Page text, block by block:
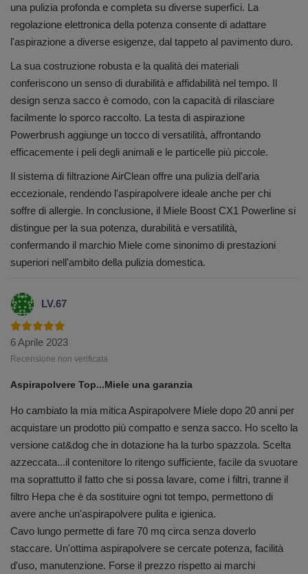
una pulizia profonda e completa su diverse superfici. La
regolazione elettronica della potenza consente di adattare
l'aspirazione a diverse esigenze, dal tappeto al pavimento duro.
La sua costruzione robusta e la qualità dei materiali
conferiscono un senso di durabilità e affidabilità nel tempo. Il
design senza sacco è comodo, con la capacità di rilasciare
facilmente lo sporco raccolto. La testa di aspirazione
Powerbrush aggiunge un tocco di versatilità, affrontando
efficacemente i peli degli animali e le particelle più piccole.
Il sistema di filtrazione AirClean offre una pulizia dell'aria
eccezionale, rendendo l'aspirapolvere ideale anche per chi
soffre di allergie. In conclusione, il Miele Boost CX1 Powerline si
distingue per la sua potenza, durabilità e versatilità,
confermando il marchio Miele come sinonimo di prestazioni
superiori nell'ambito della pulizia domestica.
LV.67
6 Aprile 2023
Recensione non verificata
Aspirapolvere Top...Miele una garanzia
Ho cambiato la mia mitica Aspirapolvere Miele dopo 20 anni per
acquistare un prodotto più compatto e senza sacco. Ho scelto la
versione cat&dog che in dotazione ha la turbo spazzola. Scelta
azzeccata...il contenitore lo ritengo sufficiente, facile da svuotare
ma soprattutto il fatto che si possa lavare, come i filtri, tranne il
filtro Hepa che è da sostituire ogni tot tempo, permettono di
avere anche un'aspirapolvere pulita e igienica.
Cavo lungo permette di fare 70 mq circa senza doverlo
staccare. Un'ottima aspirapolvere se cercate potenza, facilità
d'uso, manutenzione. Forse il prezzo rispetto ai marchi